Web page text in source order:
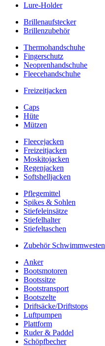
Lure-Holder
Brillenaufstecker
Brillenzubehör
Thermohandschuhe
Fingerschutz
Neoprenhandschuhe
Fleecehandschuhe
Freizeitjacken
Caps
Hüte
Mützen
Fleecejacken
Freizeitjacken
Moskitojacken
Regenjacken
Softshelljacken
Pflegemittel
Spikes & Sohlen
Stiefeleinsätze
Stiefelhalter
Stiefeltaschen
Zubehör Schwimmwesten
Anker
Bootsmotoren
Bootssitze
Bootstransport
Bootszelte
Driftsäcke/Driftstops
Luftpumpen
Plattform
Ruder & Paddel
Schöpfbecher